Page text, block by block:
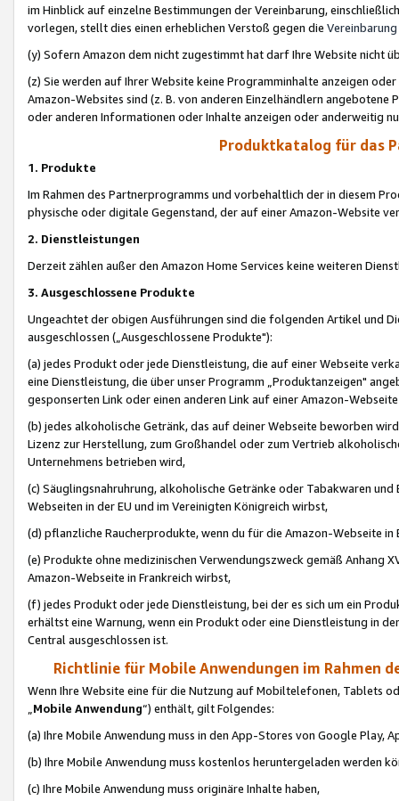
im Hinblick auf einzelne Bestimmungen der Vereinbarung,
vorlegen, stellt dies einen erheblichen Verstoß gegen die Vereinbarung
(y) Sofern Amazon dem nicht zugestimmt hat darf Ihre Website nicht
(z) Sie werden auf Ihrer Website keine Programminhalte anzeigen
Amazon-Websites sind (z. B. von anderen Einzelhändlern
oder anderen Informationen oder Inhalte anzeigen oder anderweitig
Produktkatalog für das
1. Produkte
Im Rahmen des Partnerprogramms und vorbehaltlich der in diesem
physische oder digitale Gegenstand, der auf einer Amazon-Website
2. Dienstleistungen
Derzeit zählen außer den Amazon Home Services keine weiteren
3. Ausgeschlossene Produkte
Ungeachtet der obigen Ausführungen sind die folgenden Artikel und
ausgeschlossen („Ausgeschlossene Produkte"):
(a) jedes Produkt oder jede Dienstleistung, die auf einer Webseite
eine Dienstleistung, die über unser Programm „Produktanzeigen"
gesponserten Link oder einen anderen Link auf einer Amazon-
(b) jedes alkoholische Getränk, das auf deiner Webseite beworben
Lizenz zur Herstellung, zum Großhandel oder zum Vertrieb
Unternehmens betrieben wird,
(c) Säuglingsnahruhrung, alkoholische Getränke oder Tabakwaren
Webseiten in der EU und im Vereinigten Königreich wirbst,
(d) pflanzliche Raucherprodukte, wenn du für die Amazon-Webseite in
(e) Produkte ohne medizinischen Verwendungszweck gemäß Anhang
Amazon-Webseite in Frankreich wirbst,
(f) jedes Produkt oder jede Dienstleistung, bei der es sich um ein
erhältst eine Warnung, wenn ein Produkt oder eine Dienstleistung in
Central ausgeschlossen ist.
Richtlinie für Mobile Anwendungen im Rahmen
Wenn Ihre Website eine für die Nutzung auf Mobiltelefonen, Tablets
„Mobile Anwendung“) enthält, gilt Folgendes:
(a) Ihre Mobile Anwendung muss in den App-Stores von Google Play,
(b) Ihre Mobile Anwendung muss kostenlos heruntergeladen werden
(c) Ihre Mobile Anwendung muss originäre Inhalte haben,